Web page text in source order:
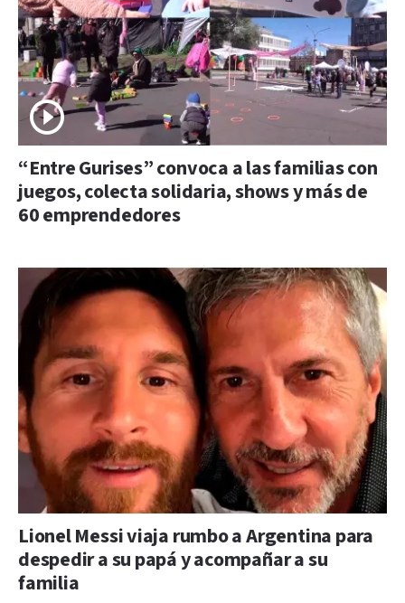
“Entre Gurises” convoca a las familias con
juegos, colecta solidaria, shows y más de
60 emprendedores
Lionel Messi viaja rumbo a Argentina para
despedir a su papá y acompañar a su
familia